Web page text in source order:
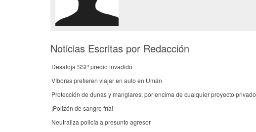
Noticias Escritas por Redacción
Desaloja SSP predio invadido
Víboras prefieren viajar en auto en Umán
Protección de dunas y manglares, por encima de cualquier proyecto privado
¡Polizón de sangre fría!
Neutraliza policía a presunto agresor